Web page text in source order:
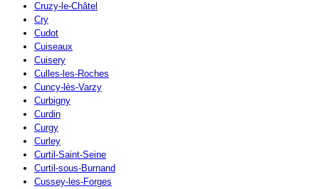
Cruzy-le-Châtel
Cry
Cudot
Cuiseaux
Cuisery
Culles-les-Roches
Cuncy-lès-Varzy
Curbigny
Curdin
Curgy
Curley
Curtil-Saint-Seine
Curtil-sous-Burnand
Cussey-les-Forges